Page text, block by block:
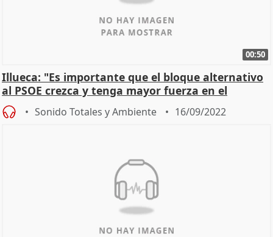
00:50
Illueca: "Es importante que el bloque alternativo
al PSOE crezca y tenga mayor fuerza en el
Consell"
Sonido Totales y Ambiente 16/09/2022